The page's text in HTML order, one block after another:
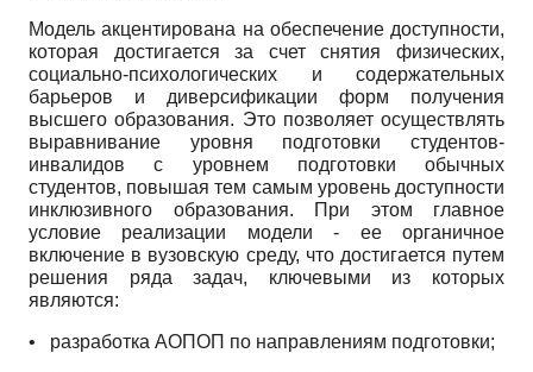
Модель акцентирована на обеспечение доступности,
которая достигается за счет снятия физических,
социально-психологических и содержательных
барьеров и диверсификации форм получения
высшего образования. Это позволяет осуществлять
выравнивание уровня подготовки студентов-
инвалидов с уровнем подготовки обычных
студентов, повышая тем самым уровень доступности
инклюзивного образования. При этом главное
условие реализации модели - ее органичное
включение в вузовскую среду, что достигается путем
решения ряда задач, ключевыми из которых
являются:
• разработка АОПОП по направлениям подготовки;